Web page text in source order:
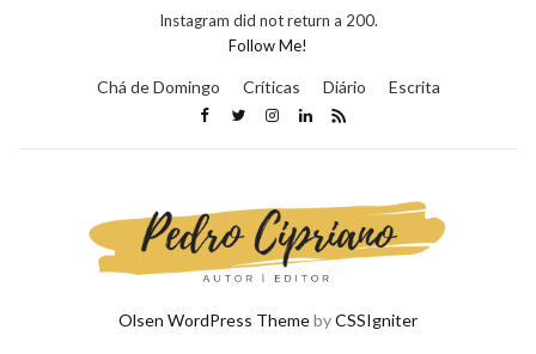
Instagram did not return a 200.
Follow Me!
Chá de Domingo Críticas Diário Escrita
Olsen WordPress ThemebyCSSIgniter